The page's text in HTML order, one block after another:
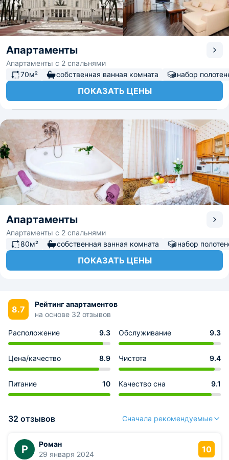
Апартаменты
Апартаменты с 2 спальнями
70м²
собственная ванная комната набор
ПОКАЗАТЬ ЦЕНЫ
Апартаменты
Апартаменты с 2 спальнями
80м²
собственная ванная комната набор
ПОКАЗАТЬ ЦЕНЫ
8.7
Рейтинг апартаментов
на основе 32 отзывов
Расположение 9.3 Обслуживание 9.3
Цена/качество 8.9 Чистота 9.4
Питание 10 Качество сна 9.1
32 отзывов Сначала рекомендуемые
Р
Роман
29 января 2024
10